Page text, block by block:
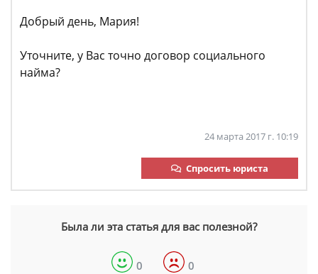
Добрый день, Мария!
Уточните, у Вас точно договор социального
найма?
24 марта 2017 г. 10:19
Спросить юриста
Была ли эта статья для вас полезной?
0 0